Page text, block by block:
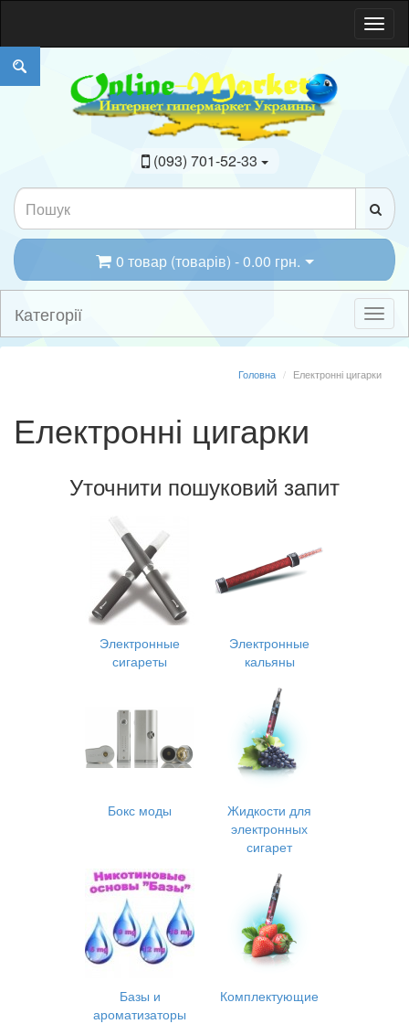
(093) 701-52-33
0 товар (товарів) - 0.00 грн.
Категорії
Головна Електронні цигарки
Електронні цигарки
Уточнити пошуковий запит
Электронные
сигареты
Электронные
кальяны
Бокс моды
Жидкости для
электронных
сигарет
Базы и
ароматизаторы
Комплектующие